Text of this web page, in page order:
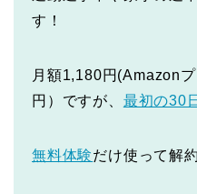
す！
月額1,180円(Amazon
円）ですが、 最初の30
無料体験だけ使って解